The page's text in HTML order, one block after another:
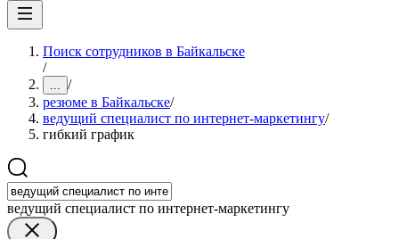
Поиск сотрудников в Байкальске
/
... /
резюме в Байкальске/
ведущий специалист по интернет-маркетингу/
гибкий график
ведущий специалист по интернет-маркетингу